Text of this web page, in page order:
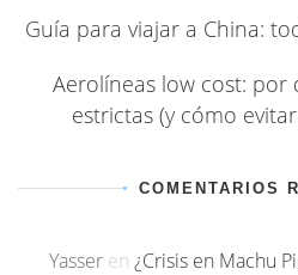
Guía para viajar a China:
Aerolíneas low cost: por
estrictas (y cómo
COMENTARIOS
Yasser en ¿Crisis en Machu